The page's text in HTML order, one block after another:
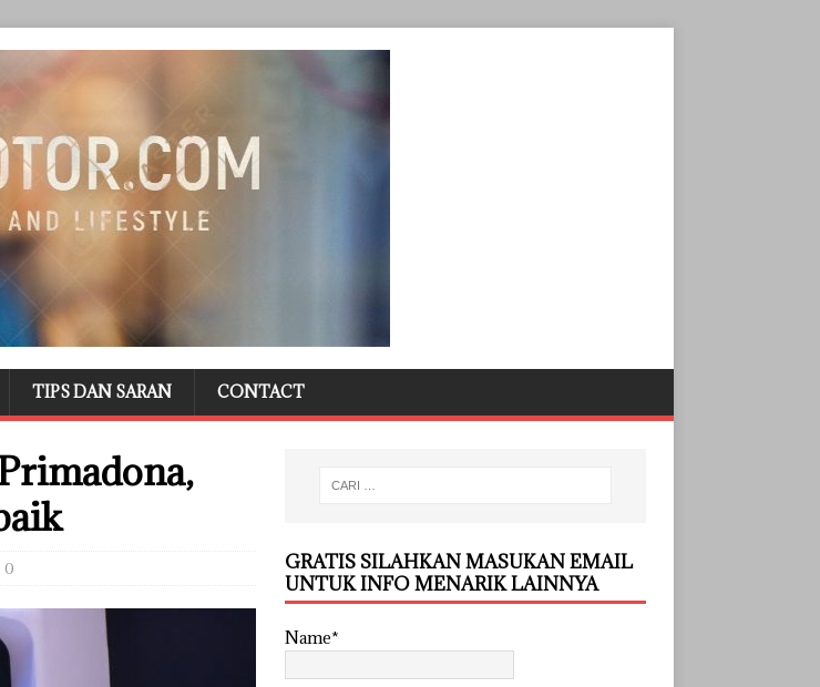
TIPS DAN SARAN CONTACT
0
GRATIS SILAHKAN MASUKAN EMAIL
UNTUK INFO MENARIK LAINNYA
Name*